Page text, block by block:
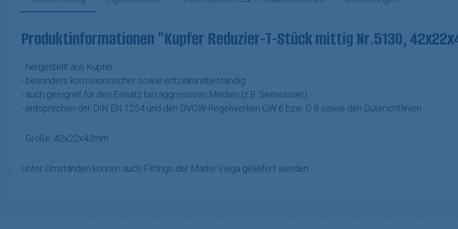
Produktinformationen "Kupfer Reduzier-T-Stück mittig Nr.5130,
- hergestellt aus Kupfer
- besonders korrosionssicher sowie entzinkunsbeständig
- auch geeignet für den Einsatz bei aggressiven Medien (z.B. Seewasser)
- entsprechen der DIN EN 1254 und den DVGW-Regelwerken GW 6 bzw. G 8 sowie den Güterichtlinien
- Größe: 42x22x42mm
Unter Umständen können auch Fittings der Marke Viega geliefert werden.